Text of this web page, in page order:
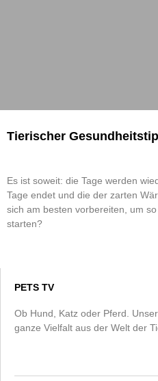
Tierischer
Es ist soweit: die Tage werden
Tage endet und die der zarten
sich am besten vorbereiten, um
starten?
PETS TV
Ob Hund, Katz oder Pferd.
ganze Vielfalt aus der Welt der